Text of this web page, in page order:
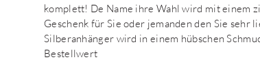
komplett! De Name ihre Wahl wird mit einem
Geschenk für Sie oder jemanden den Sie sehr
Silberanhänger wird in einem hübschen
Bestellwert